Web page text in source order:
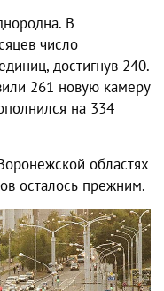
В
число
достигнув 240.
261 новую камеру
на 334
областях
осталось прежним.